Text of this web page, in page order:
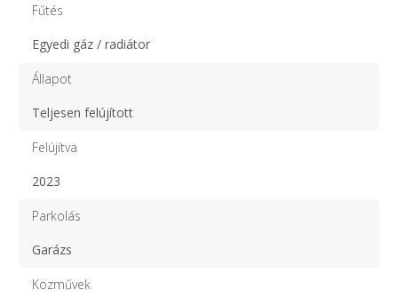
Fűtés
Egyedi gáz / radiátor
Állapot
Teljesen felújított
Felújítva
2023
Parkolás
Garázs
Közművek